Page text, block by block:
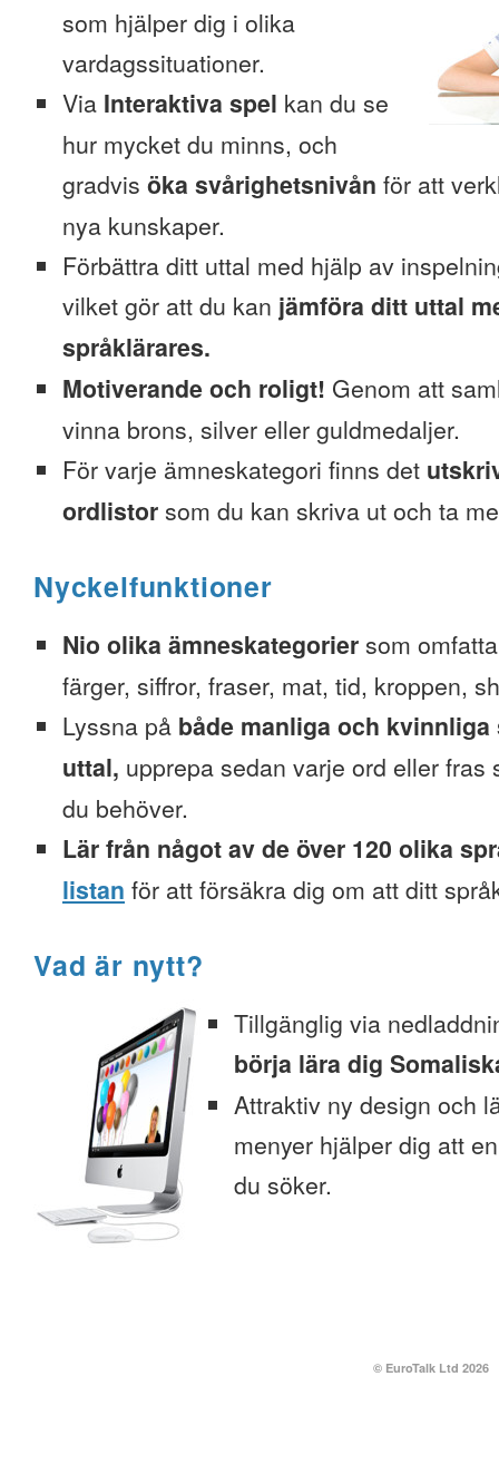
som hjälper dig i olika
vardagssituationer.
Via Interaktiva spel kan du se
hur mycket du minns, och
gradvis öka svårighetsnivån för att
nya kunskaper.
Förbättra ditt uttal med hjälp av
vilket gör att du kan jämföra ditt uttal
språklärares.
Motiverande och roligt! Genom att
vinna brons, silver eller guldmedaljer.
För varje ämneskategori finns det
ordlistor som du kan skriva ut och ta
Nyckelfunktioner
Nio olika ämneskategorier som
färger, siffror, fraser, mat, tid, kroppen,
Lyssna på både manliga och
uttal, upprepa sedan varje ord eller fras
du behöver.
Lär från något av de över 120 olika
listan för att försäkra dig om att ditt
Vad är nytt?
Tillgänglig via
börja lära dig
Attraktiv ny design och
menyer hjälper dig att
du söker.
© EuroTalk Ltd 2026